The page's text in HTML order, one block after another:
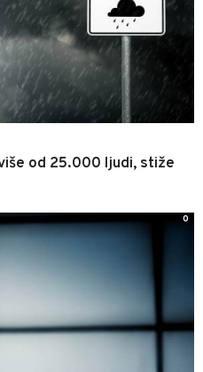
od 25.000 ljudi, stiže
0